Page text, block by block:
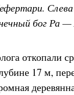
бог Ра —
откопали
17 м,